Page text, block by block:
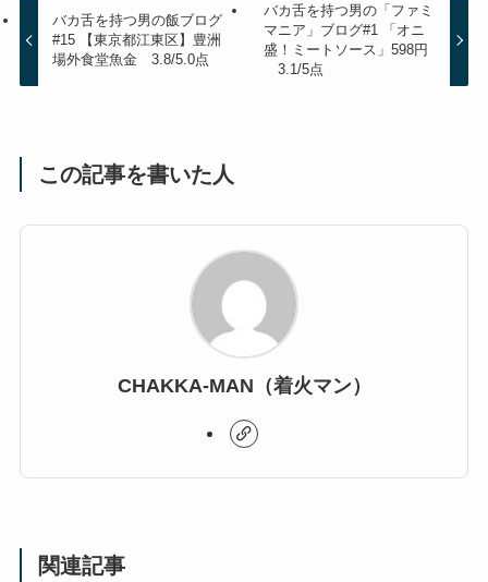
バカ舌を持つ男の飯ブログ
#15 【東京都江東区】豊洲
場外食堂魚金 3.8/5.0点
バカ舌を持つ男の「ファミ
マニア」ブログ#1 「オニ
盛！ミートソース」598円
3.1/5点
この記事を書いた人
CHAKKA-MAN（着火マン）
関連記事